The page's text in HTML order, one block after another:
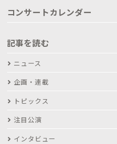
コンサートカレンダー
記事を読む
ニュース
企画・連載
トピックス
注目公演
インタビュー